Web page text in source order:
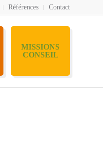
Références Contact
MISSIONS
CONSEIL